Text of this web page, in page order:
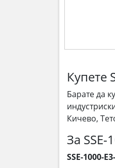
Купете
Барате да
Кичево,
За
SSE-1000-